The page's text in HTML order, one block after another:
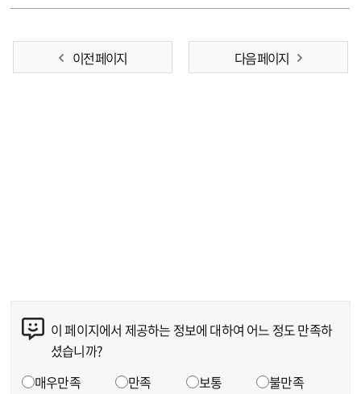
이전 페이지 다음 페이지
이 페이지에서 제공하는 정보에 대하여 어느 정도 만족하
셨습니까?
매우만족 만족 보통
불만족